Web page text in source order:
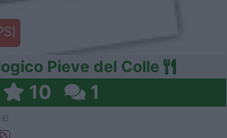
Pieve del Colle
10 1